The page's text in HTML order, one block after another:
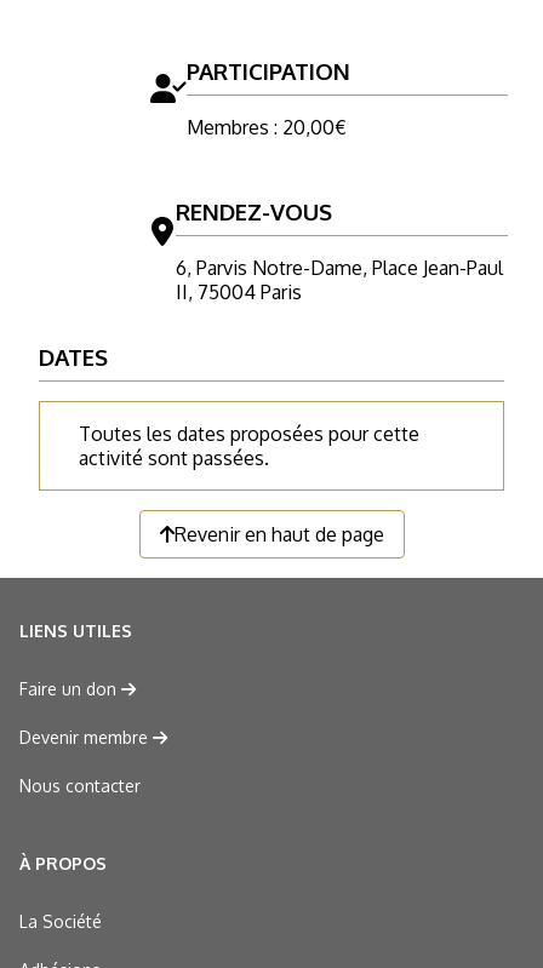
PARTICIPATION
Membres : 20,00€
RENDEZ-VOUS
6, Parvis Notre-Dame, Place Jean-Paul
II, 75004 Paris
DATES
Toutes les dates proposées pour cette
activité sont passées.
Revenir en haut de page
LIENS UTILES
Faire un don
Devenir membre
Nous contacter
À PROPOS
La Société